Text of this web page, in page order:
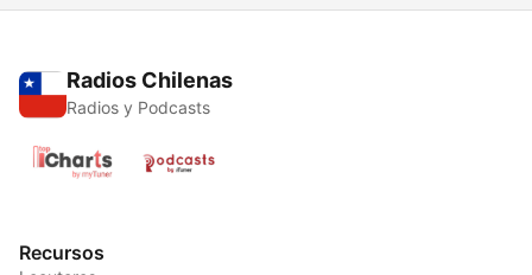
Radios Chilenas
Radios y Podcasts
Recursos